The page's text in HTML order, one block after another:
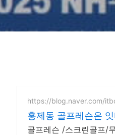
https://blog.naver.com/
홍제동 골프레슨은
골프레슨 /스크린골프/